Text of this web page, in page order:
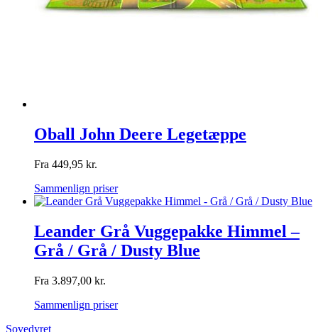
Oball John Deere Legetæppe
Fra 449,95 kr.
Sammenlign priser
Leander Grå Vuggepakke Himmel –
Grå / Grå / Dusty Blue
Fra 3.897,00 kr.
Sammenlign priser
Sovedyret